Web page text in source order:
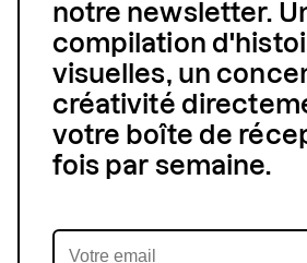
notre newsletter.
compilation
visuelles, un
créativité
votre boîte de
fois par semaine.